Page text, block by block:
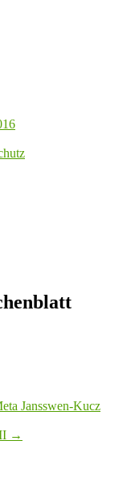
Jansswen-Kucz
→